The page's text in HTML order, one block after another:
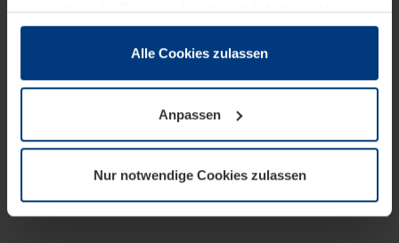
zusammen, die Sie ihnen bereitgestellt haben oder die
sie im Rahmen Ihrer Nutzung der Dienste gesammelt
wenn diese für den Betrieb dieser Seite unbedingt
notwendig sind. Für alle anderen Cookie-Typen benötigen
wir Ihre Erlaubnis. Ihre Einwilligung können Sie jederzeit
Datenschutzerklärungunserer Website ändern oder
widerrufen.
Alle Cookies zulassen
Anpassen
Nur notwendige Cookies zulassen